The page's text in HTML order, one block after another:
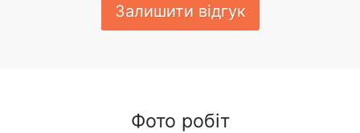
Залишити відгук
Фото робіт